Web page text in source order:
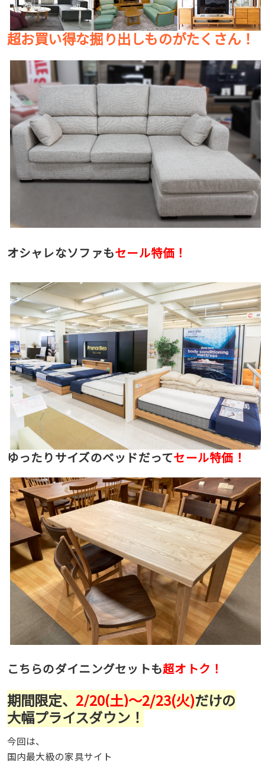
超お買い得な掘り出しものがたくさん！
オシャレなソファもセール特価！
ゆったりサイズのベッドだってセール特価！
こちらのダイニングセットも超オトク ！
期間限定、 2/20(土)〜2/23(火)だけの
大幅プライスダウン！
今回は、
国内最大級の家具サイト